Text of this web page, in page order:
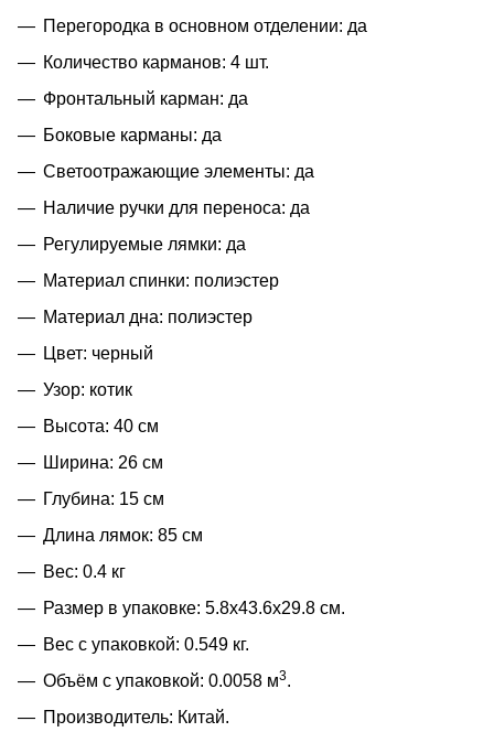
Перегородка в основном отделении: да
Количество карманов: 4 шт.
Фронтальный карман: да
Боковые карманы: да
Светоотражающие элементы: да
Наличие ручки для переноса: да
Регулируемые лямки: да
Материал спинки: полиэстер
Материал дна: полиэстер
Цвет: черный
Узор: котик
Высота: 40 см
Ширина: 26 см
Глубина: 15 см
Длина лямок: 85 см
Вес: 0.4 кг
Размер в упаковке: 5.8x43.6x29.8 см.
Вес с упаковкой: 0.549 кг.
Объём с упаковкой: 0.0058 м3.
Производитель: Китай.